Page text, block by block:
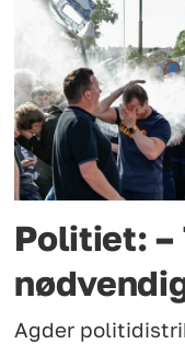
Politiet: –
Agder